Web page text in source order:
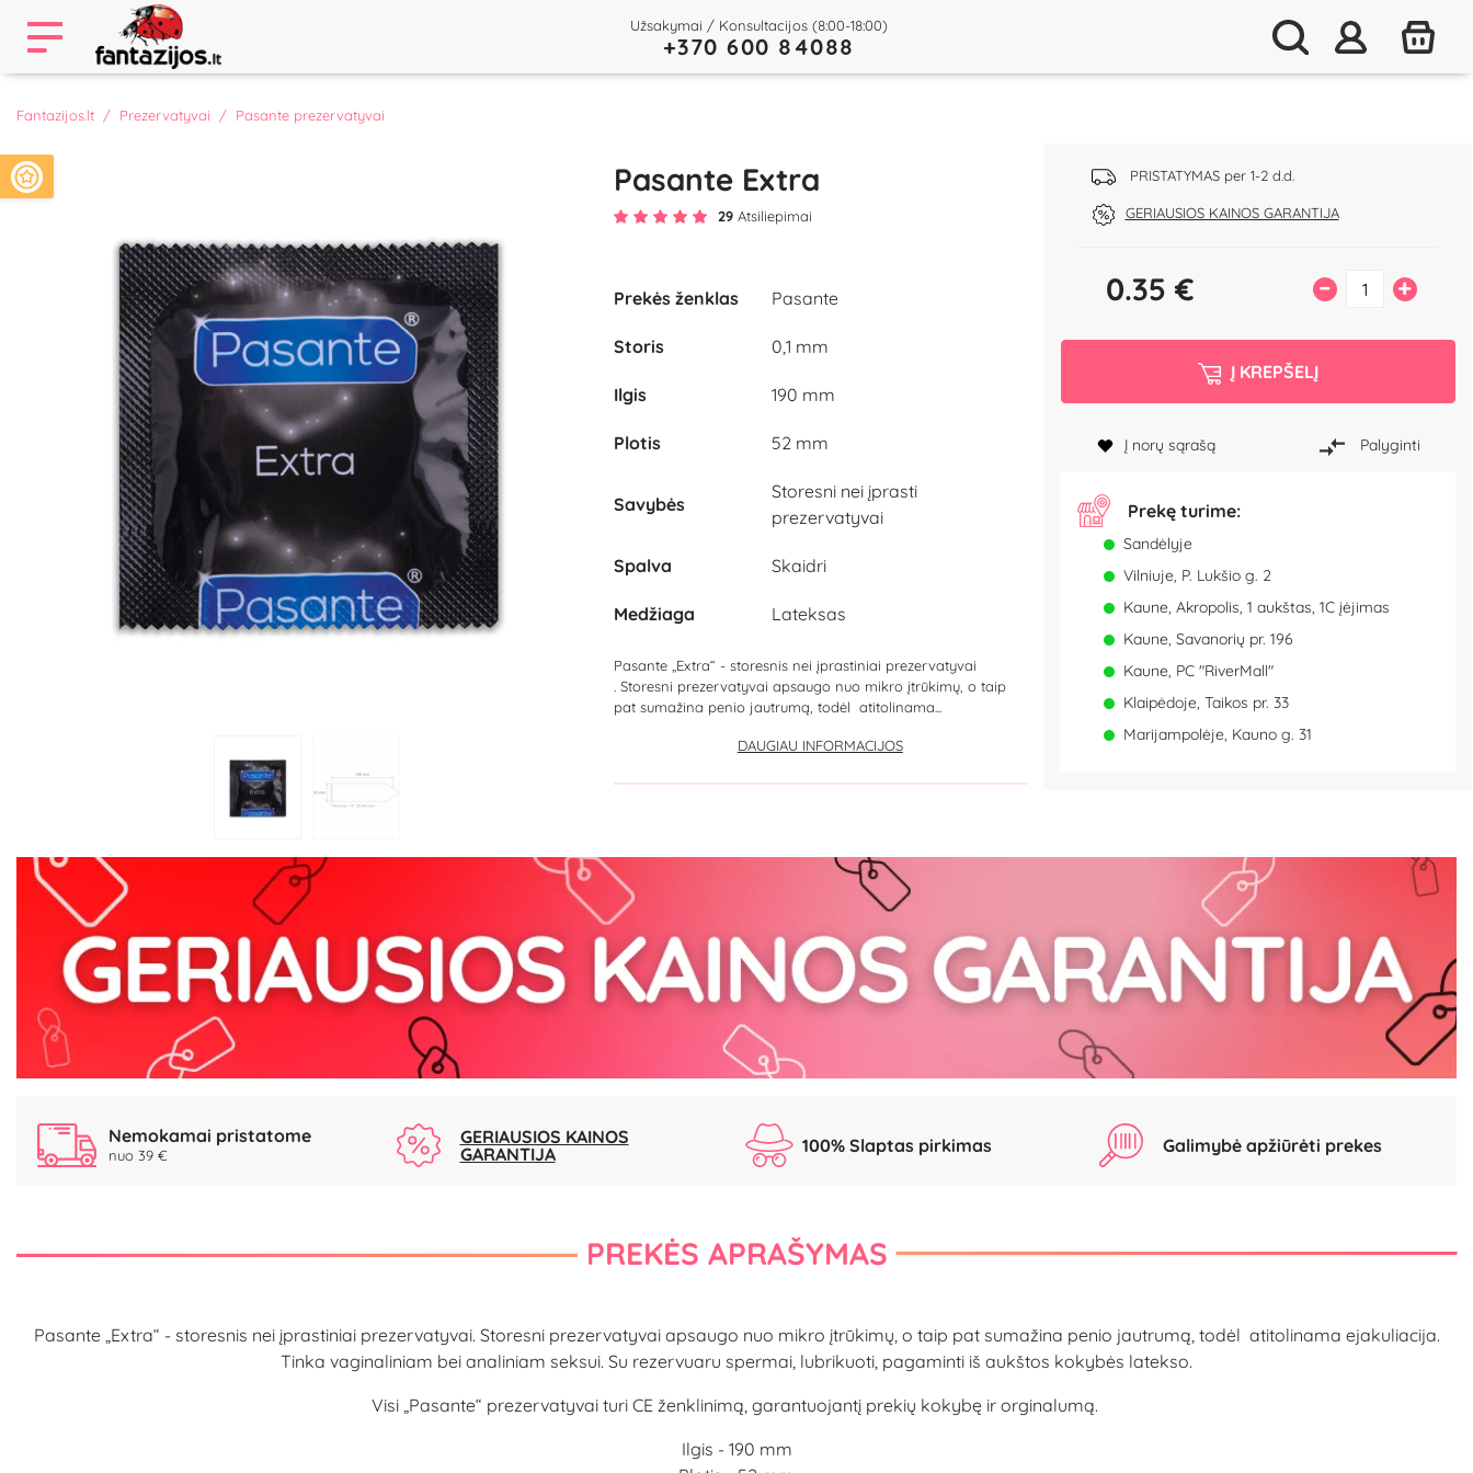
Užsakymai / Konsultacijos (8:00-18:00)
+370 600 84088
Fantazijos.lt Prezervatyvai Pasante prezervatyvai
Pasante Extra
29 Atsiliepimai
PRISTATYMAS per 1-2 d.d.
GERIAUSIOS KAINOS GARANTIJA
Prekės ženklas Pasante
Storis 0,1 mm
Ilgis 190 mm
Plotis 52 mm
Savybės
Storesni nei įprasti
prezervatyvai
Spalva Skaidri
Medžiaga Lateksas
Pasante „Extra“ - storesnis nei įprastiniai prezervatyvai
. Storesni prezervatyvai apsaugo nuo mikro įtrūkimų, o taip
pat sumažina penio jautrumą, todėl atitolinama...
DAUGIAU INFORMACIJOS
0.35 € – +
Į KREPŠELĮ
Į norų sąrašą Palyginti
Prekę turime:
Sandėlyje
Vilniuje, P. Lukšio g. 2
Kaune, Akropolis, 1 aukštas, 1C įėjimas
Kaune, Savanorių pr. 196
Kaune, PC "RiverMall"
Klaipėdoje, Taikos pr. 33
Marijampolėje, Kauno g. 31
Nemokamai pristatome
nuo 39 €
GERIAUSIOS KAINOS
GARANTIJA
100% Slaptas pirkimas Galimybė apžiūrėti prekes
PREKĖS APRAŠYMAS
Pasante „Extra“ - storesnis nei įprastiniai prezervatyvai. Storesni prezervatyvai apsaugo nuo mikro įtrūkimų, o taip pat sumažina penio jautrumą, todėl atitolinama ejakuliacija.
Tinka vaginaliniam bei analiniam seksui. Su rezervuaru spermai, lubrikuoti, pagaminti iš aukštos kokybės latekso.
Visi „Pasante“ prezervatyvai turi CE ženklinimą, garantuojantį prekių kokybę ir orginalumą.
Ilgis - 190 mm